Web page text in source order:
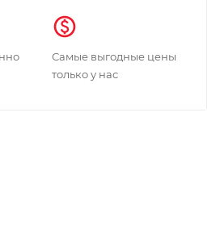
Самые выгодные цены
только у нас